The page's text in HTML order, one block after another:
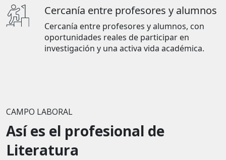
Cercanía entre profesores y alumnos
Cercanía entre profesores y alumnos, con
oportunidades reales de participar en
investigación y una activa vida académica.
CAMPO LABORAL
Así es el profesional de
Literatura